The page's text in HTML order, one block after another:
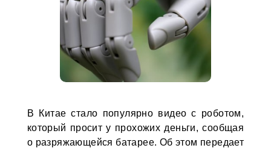
В Китае стало популярно видео с роботом,
который просит у прохожих деньги, сообщая
о разряжающейся батарее. Об этом передает